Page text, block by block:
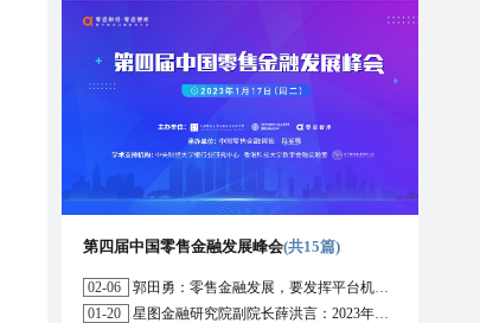
第四届中国零售金融发展峰会(共15篇)
02-06
郭田勇：零售金融发展，要发挥平台机构的作用
01-20
星图金融研究院副院长薛洪言：2023年消费信贷或迎来新起点